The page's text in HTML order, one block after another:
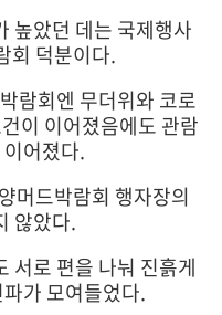
높았던 데는 국제행사
회 덕분이다.
람회엔 무더위와 코로
이 이어졌음에도 관람
어졌다.
머드박람회 행자장의
않았다.
서로 편을 나눠 진흙게
가 모여들었다.